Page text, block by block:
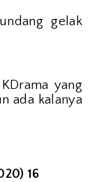
gelak
yang
ada kalanya
16